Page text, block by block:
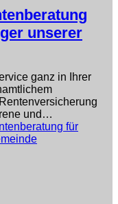
unserer
ganz in Ihrer
und…
für